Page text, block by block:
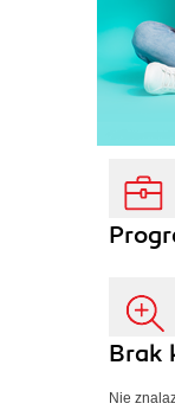
Brak
Nie